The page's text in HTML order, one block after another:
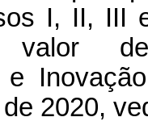
I, II, III
valor
e
2020,